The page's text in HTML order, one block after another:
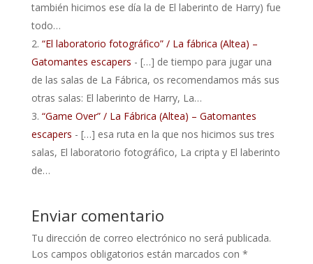
también hicimos ese día la de El laberinto de Harry) fue
todo…
“El laboratorio fotográfico” / La fábrica (Altea) –
Gatomantes escapers - […] de tiempo para jugar una
de las salas de La Fábrica, os recomendamos más sus
otras salas: El laberinto de Harry, La…
“Game Over” / La Fábrica (Altea) – Gatomantes
escapers - […] esa ruta en la que nos hicimos sus tres
salas, El laboratorio fotográfico, La cripta y El laberinto
de…
Enviar comentario
Tu dirección de correo electrónico no será publicada.
Los campos obligatorios están marcados con *